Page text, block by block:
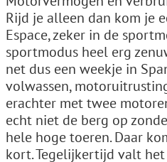
Rijd je alleen dan kom je
Espace, zeker in de
sportmodus heel erg
net dus een weekje in
volwassen,
erachter met twee
echt niet de berg op
hele hoge toeren. Daar
kort. Tegelijkertijd valt